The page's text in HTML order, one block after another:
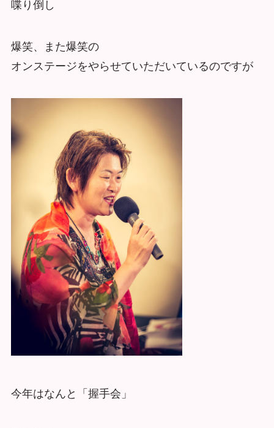
喋り倒し
爆笑、また爆笑の
オンステージをやらせていただいているのですが
今年はなんと「握手会」